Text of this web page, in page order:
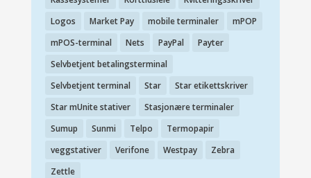
Logos
Market Pay mobile terminaler
mPOP
mPOS-terminal
Nets PayPal
Payter
Selvbetjent betalingsterminal
Selvbetjent terminal
Star
Star etikettskriver
Star mUnite stativer
Stasjonære terminaler
Sumup
Sunmi Telpo
Termopapir
veggstativer
Verifone Westpay
Zebra
Zettle